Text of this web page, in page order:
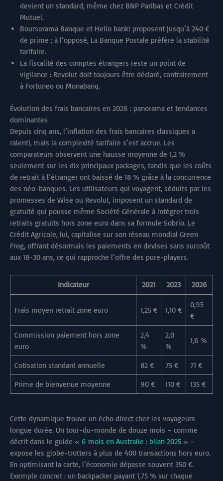
devient un standard, même chez BNP Paribas et Crédit
Mutuel.
Boursorama Banque et Hello bank! proposent jusqu’à 240 €
de prime ; à l’opposé, La Banque Postale préfère la stabilité
tarifaire.
La fiscalité des comptes étrangers reste un point de
vigilance : Revolut doit toujours être déclaré, contrairement
à Fortuneo ou Monabanq.
Évolution des frais bancaires en 2026 : panorama et tendances
dominantes
Depuis cinq ans, l’inflation des frais bancaires classiques a
ralenti, mais la complexité tarifaire s’est accrue. Les
comparateurs observent une hausse moyenne de 1,2 %
seulement sur les dix principaux packages, tandis que les coûts
de retrait à l’étranger ont baissé de 18 % grâce à la concurrence
des néo-banques. Les utilisateurs qui voyagent, séduits par les
promesses de Wise ou Revolut, imposent un standard de
gratuité qui pousse même Société Générale à intégrer trois
retraits gratuits hors zone euro dans sa formule Sobrio. Le
Crédit Agricole, lui, capitalise sur son réseau mondial Green
Frog, offrant désormais les paiements en devises sans surcoût
aux 18-30 ans, ce qui rapproche l’offre des pure-players.
Indicateur 2021 2023 2026
Frais moyen retrait zone euro 1,25 € 1,10 €
0,95
€
Commission paiement hors zone
euro
2,4
%
2,0
%
1,6 %
Cotisation standard annuelle 82 € 75 €
71 €
Prime de bienvenue moyenne
90 € 110 € 135 €
Cette dynamique trouve un écho direct chez les voyageurs
longue durée. Un tour-du-monde de douze mois – comme
décrit dans le guide « 6 mois en Australie : bilan 2025 » –
expose les globe-trotters à plus de 400 transactions hors euro.
En optimisant la carte, l’économie dépasse souvent 350 €.
Exemple concret : un backpacker payant 1,75 % sur chaque